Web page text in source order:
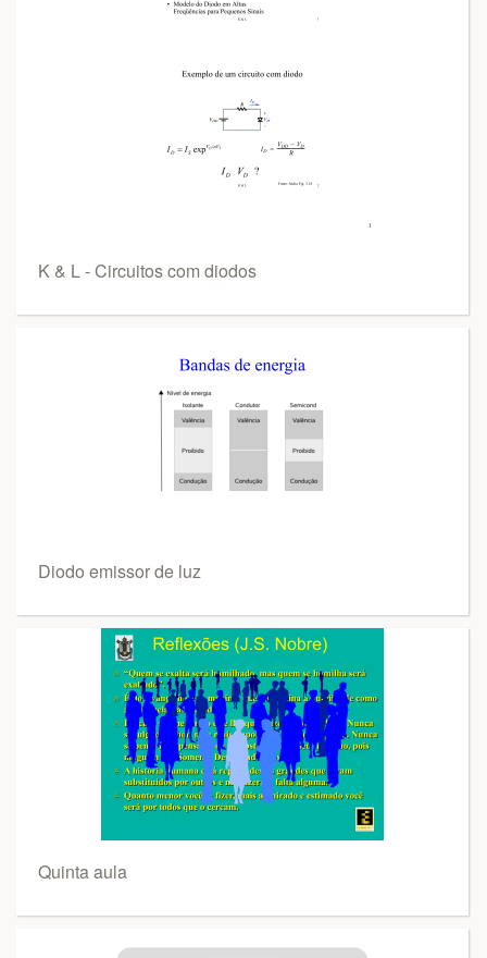
K & L - Circuitos com diodos
Diodo emissor de luz
Quinta aula